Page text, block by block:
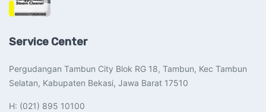
Service Center
Pergudangan Tambun City Blok RG 18, Tambun, Kec Tambun
Selatan, Kabupaten Bekasi, Jawa Barat 17510​
H: (021) 895 10100